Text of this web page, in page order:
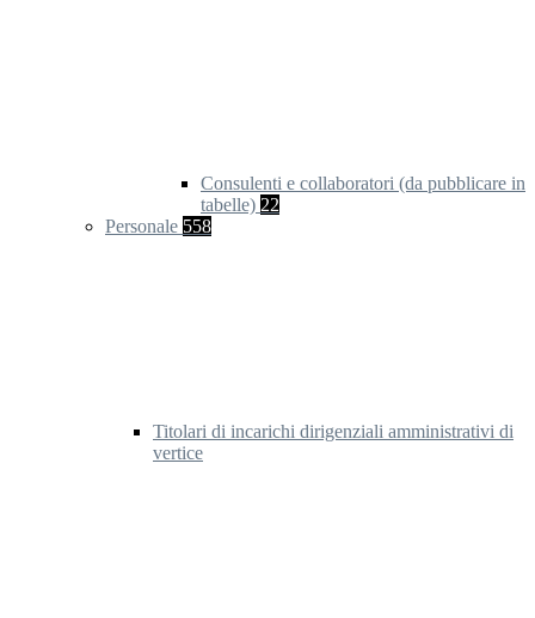
Consulenti e collaboratori (da pubblicare in
tabelle) 22
Personale 558
Titolari di incarichi dirigenziali amministrativi di
vertice